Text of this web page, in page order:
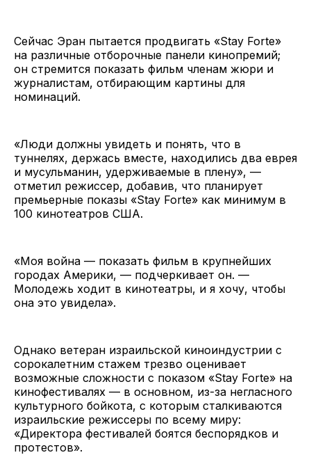
Сейчас Эран пытается продвигать «Stay Forte»
на различные отборочные панели кинопремий;
он стремится показать фильм членам жюри и
журналистам, отбирающим картины для
номинаций.
«Люди должны увидеть и понять, что в
туннелях, держась вместе, находились два еврея
и мусульманин, удерживаемые в плену», —
отметил режиссер, добавив, что планирует
премьерные показы «Stay Forte» как минимум в
100 кинотеатров США.
«Моя война — показать фильм в крупнейших
городах Америки, — подчеркивает он. —
Молодежь ходит в кинотеатры, и я хочу, чтобы
она это увидела».
Однако ветеран израильской киноиндустрии с
сорокалетним стажем трезво оценивает
возможные сложности с показом «Stay Forte» на
кинофестивалях — в основном, из-за негласного
культурного бойкота, с которым сталкиваются
израильские режиссеры по всему миру:
«Директора фестивалей боятся беспорядков и
протестов».